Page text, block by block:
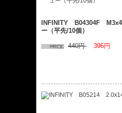
INFINITY B04304F
ー（平先/10個）
440円 396円